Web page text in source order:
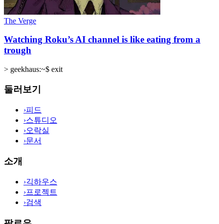
The Verge
Watching Roku’s AI channel is like eating from a
trough
> geekhaus:~$ exit
둘러보기
›피드
›스튜디오
›오락실
›문서
소개
›긱하우스
›프로젝트
›검색